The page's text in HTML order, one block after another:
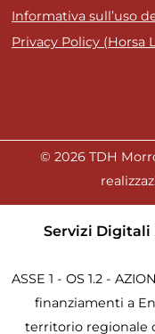
Informativa sull’uso
Privacy Policy (Horsa
© 2026 TDH
Servizi Digitali
ASSE 1 - OS 1.2 -
finanziamenti a
territorio regionale